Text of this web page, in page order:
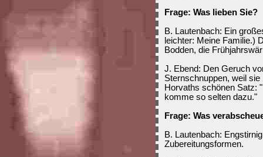
Frage: Was lieben Sie?
B. Lautenbach: Ein
leichter: Meine Familie.)
Bodden, die
J. Ebend: Den Geruch
Sternschnuppen, weil
Horvaths schönen Satz:
komme so selten dazu."
Frage: Was
B. Lautenbach:
Zubereitungsformen.